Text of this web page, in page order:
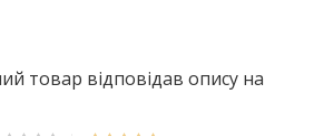
товар відповідав опису на